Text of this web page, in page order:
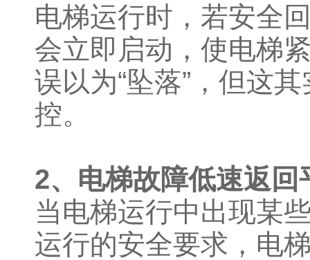
电梯运行时，若安全
会立即启动，使电梯
误以为“坠落”，但这
控。
2、电梯故障低速返回
当电梯运行中出现某
运行的安全要求，电